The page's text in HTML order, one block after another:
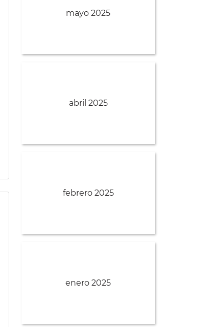
mayo 2025
abril 2025
febrero 2025
enero 2025